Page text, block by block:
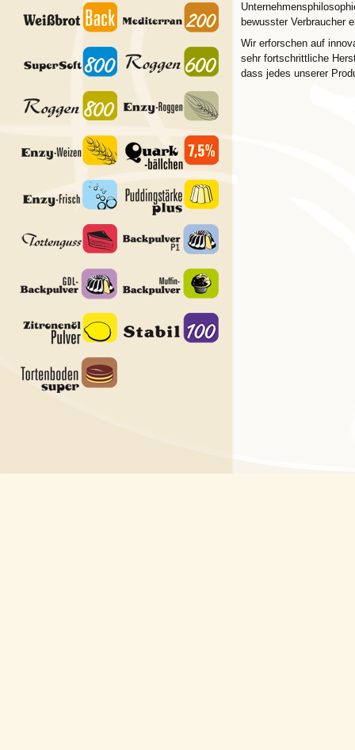
bewusster Verbraucher
Wir erforschen auf
sehr fortschrittliche
dass jedes unserer